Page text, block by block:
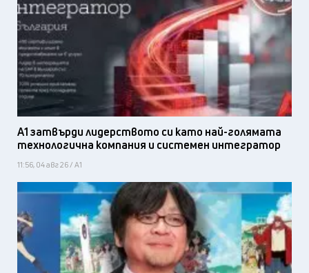
А1 затвърди лидерството си като най-голямата
технологична компания и системен интегратор
11:56, 04 авг 26 / А1